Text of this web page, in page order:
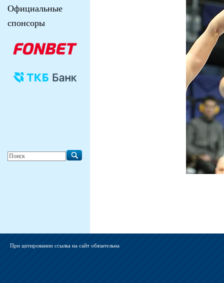
Официальные
спонсоры
При цитировании ссылка на сайт обязательна